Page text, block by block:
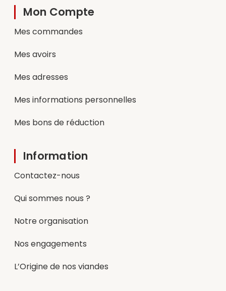
Mon Compte
Mes commandes
Mes avoirs
Mes adresses
Mes informations personnelles
Mes bons de réduction
Information
Contactez-nous
Qui sommes nous ?
Notre organisation
Nos engagements
L’Origine de nos viandes